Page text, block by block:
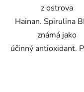
z ostrova
Hainan. Spirulina
známá jako
účinný antioxidant.